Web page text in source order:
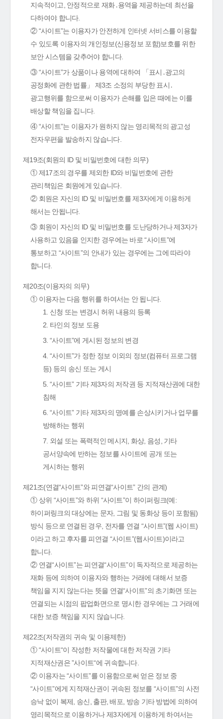
지속적이고, 안정적으로 재화․용역을 제공하는데 최선을
다하여야 합니다.
② “사이트”는 이용자가 안전하게 인터넷 서비스를 이용할
수 있도록 이용자의 개인정보(신용정보 포함)보호를 위한
보안 시스템을 갖추어야 합니다.
③ “사이트”가 상품이나 용역에 대하여 「표시․광고의
공정화에 관한 법률」 제3조 소정의 부당한 표시․
광고행위를 함으로써 이용자가 손해를 입은 때에는 이를
배상할 책임을 집니다.
④ “사이트”는 이용자가 원하지 않는 영리목적의 광고성
전자우편을 발송하지 않습니다.
제19조(회원의 ID 및 비밀번호에 대한 의무)
① 제17조의 경우를 제외한 ID와 비밀번호에 관한
관리책임은 회원에게 있습니다.
② 회원은 자신의 ID 및 비밀번호를 제3자에게 이용하게
해서는 안됩니다.
③ 회원이 자신의 ID 및 비밀번호를 도난당하거나 제3자가
사용하고 있음을 인지한 경우에는 바로 “사이트”에
통보하고 “사이트”의 안내가 있는 경우에는 그에 따라야
합니다.
제20조(이용자의 의무)
① 이용자는 다음 행위를 하여서는 안 됩니다.
1. 신청 또는 변경시 허위 내용의 등록
2. 타인의 정보 도용
3. “사이트”에 게시된 정보의 변경
4. “사이트”가 정한 정보 이외의 정보(컴퓨터 프로그램
등) 등의 송신 또는 게시
5. “사이트” 기타 제3자의 저작권 등 지적재산권에 대한
침해
6. “사이트” 기타 제3자의 명예를 손상시키거나 업무를
방해하는 행위
7. 외설 또는 폭력적인 메시지, 화상, 음성, 기타
공서양속에 반하는 정보를 사이트에 공개 또는
게시하는 행위
제21조(연결“사이트”와 피연결“사이트” 간의 관계)
① 상위 “사이트”와 하위 “사이트”이 하이퍼링크(예:
하이퍼링크의 대상에는 문자, 그림 및 동화상 등이 포함됨)
방식 등으로 연결된 경우, 전자를 연결 “사이트”(웹 사이트)
이라고 하고 후자를 피연결 “사이트”(웹사이트)이라고
합니다.
② 연결“사이트”는 피연결“사이트”이 독자적으로 제공하는
재화 등에 의하여 이용자와 행하는 거래에 대해서 보증
책임을 지지 않는다는 뜻을 연결“사이트”의 초기화면 또는
연결되는 시점의 팝업화면으로 명시한 경우에는 그 거래에
대한 보증 책임을 지지 않습니다.
제22조(저작권의 귀속 및 이용제한)
① “사이트“이 작성한 저작물에 대한 저작권 기타
지적재산권은 ”사이트“에 귀속합니다.
② 이용자는 “사이트”를 이용함으로써 얻은 정보 중
“사이트”에게 지적재산권이 귀속된 정보를 “사이트”의 사전
승낙 없이 복제, 송신, 출판, 배포, 방송 기타 방법에 의하여
영리목적으로 이용하거나 제3자에게 이용하게 하여서는